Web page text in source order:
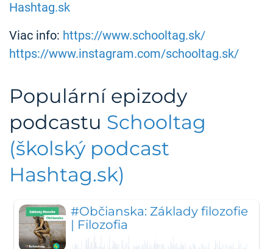
Hashtag.sk
Viac info: https://www.schooltag.sk/
https://www.instagram.com/schooltag.sk/
Populární epizody
podcastu Schooltag
(školský podcast
Hashtag.sk)
#Občianska: Základy filozofie
| Filozofia